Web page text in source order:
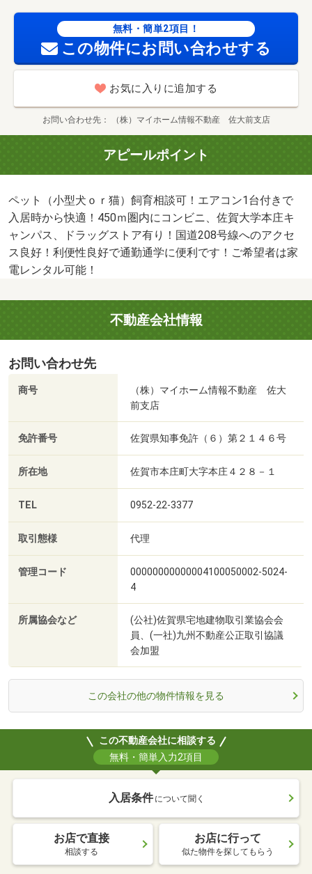
無料・簡単2項目！
この物件にお問い合わせする
お気に入りに追加する
お問い合わせ先 （株）マイホーム情報不動産 佐大前支店
アピールポイント
ペット（小型犬ｏｒ猫）飼育相談可！エアコン1台付きで
入居時から快適！450ｍ圏内にコンビニ、佐賀大学本庄キ
ャンパス、ドラッグストア有り！国道208号線へのアクセ
ス良好！利便性良好で通勤通学に便利です！ご希望者は家
電レンタル可能！
不動産会社情報
お問い合わせ先
商号
（株）マイホーム情報不動産 佐大
前支店
免許番号 佐賀県知事免許（６）第２１４６号
所在地 佐賀市本庄町大字本庄４２８－１
TEL 0952-22-3377
取引態様 代理
管理コード
00000000000004100050002-5024-
4
所属協会など
(公社)佐賀県宅地建物取引業協会会
員、(一社)九州不動産公正取引協議
会加盟
この会社の他の物件情報を見る
この不動産会社に相談する
無料・簡単入力2項目
入居条件 について聞く
お店で直接
相談する
お店に行って
似た物件を探してもらう